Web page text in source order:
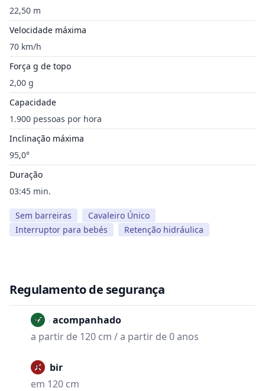
22,50 m
Velocidade máxima
70 km/h
Força g de topo
2,00 g
Capacidade
1.900 pessoas por hora
Inclinação máxima
95,0°
Duração
03:45 min.
Sem barreiras
Cavaleiro Único
Interruptor para bebés
Retenção hidráulica
Regulamento de segurança
Não acompanhado
a partir de 120 cm / a partir de 0 anos
Proibir
em 120 cm